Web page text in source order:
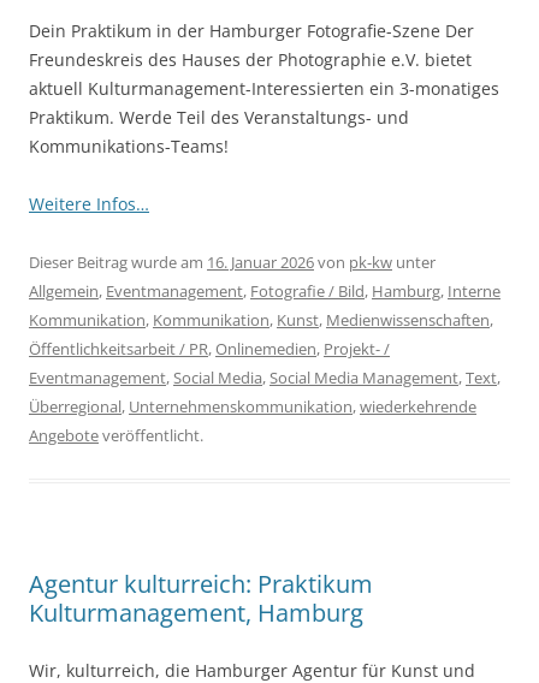
Dein Praktikum in der Hamburger Fotografie-Szene Der
Freundeskreis des Hauses der Photographie e.V. bietet
aktuell Kulturmanagement-Interessierten ein 3-monatiges
Praktikum. Werde Teil des Veranstaltungs- und
Kommunikations-Teams!
Weitere Infos…
Dieser Beitrag wurde am 16. Januar 2026von pk-kw unter
Allgemein, Eventmanagement, Fotografie / Bild, Hamburg, Interne
Kommunikation, Kommunikation, Kunst, Medienwissenschaften,
Öffentlichkeitsarbeit / PR,Onlinemedien, Projekt- /
Eventmanagement,Social Media,Social Media Management,Text,
Überregional, Unternehmenskommunikation,wiederkehrende
Angeboteveröffentlicht.
Agentur kulturreich: Praktikum
Kulturmanagement, Hamburg
Wir, kulturreich, die Hamburger Agentur für Kunst und